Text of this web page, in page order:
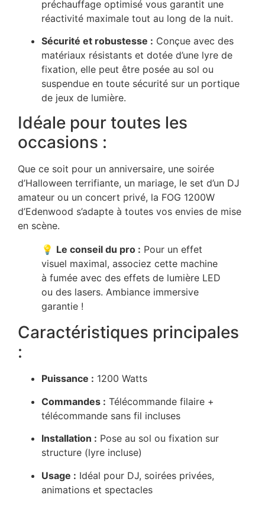
préchauffage optimisé vous garantit une
réactivité maximale tout au long de la nuit.
Sécurité et robustesse : Conçue avec des
matériaux résistants et dotée d’une lyre de
fixation, elle peut être posée au sol ou
suspendue en toute sécurité sur un portique
de jeux de lumière.
Idéale pour toutes les
occasions :
Que ce soit pour un anniversaire, une soirée
d’Halloween terrifiante, un mariage, le set d’un DJ
amateur ou un concert privé, la FOG 1200W
d’Edenwood s’adapte à toutes vos envies de mise
en scène.
💡 Le conseil du pro : Pour un effet
visuel maximal, associez cette machine
à fumée avec des effets de lumière LED
ou des lasers. Ambiance immersive
garantie !
Caractéristiques principales
:
Puissance : 1200 Watts
Commandes : Télécommande filaire +
télécommande sans fil incluses
Installation : Pose au sol ou fixation sur
structure (lyre incluse)
Usage : Idéal pour DJ, soirées privées,
animations et spectacles